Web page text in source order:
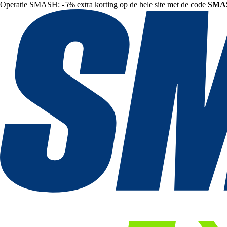
Operatie SMASH: -5% extra korting op de hele site met de code